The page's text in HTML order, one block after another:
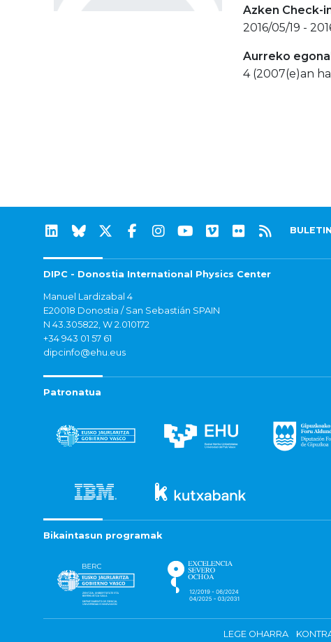
Azken Check-
2016/05/19 -
Aurreko
4 (2007(e)an
DIPC - Donostia International Physics Center
Manuel Lardizabal 4
E20018 Donostia / San Sebastián SPAIN
N 43.305822, W 2.010172
+34 943 01 57 61
dipcinfo@ehu.eus
Patronatua
Bikaintasun programak
LEGE OHARRA